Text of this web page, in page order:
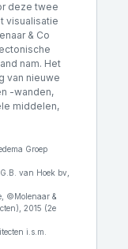
deze twee
visualisatie
& Co
nam. Het
van nieuwe
-wanden,
middelen,
Groep
van Hoek bv,
©Molenaar &
2015 (2e
i.s.m.